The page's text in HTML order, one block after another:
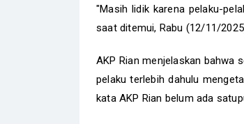
"Masih lidik karena pelaku-
saat ditemui, Rabu (12/11/
AKP Rian menjelaskan bahwa
pelaku terlebih dahulu
kata AKP Rian belum ada